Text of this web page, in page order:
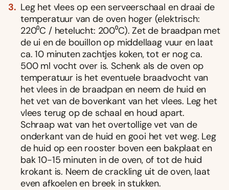
Leg het vlees op een serveerschaal en draai de
temperatuur van de oven hoger (elektrisch:
220⁰C / hetelucht: 200⁰C). Zet de braadpan met
de ui en de bouillon op middellaag vuur en laat
ca. 10 minuten zachtjes koken, tot er nog ca.
500 ml vocht over is. Schenk als de oven op
temperatuur is het eventuele braadvocht van
het vlees in de braadpan en neem de huid en
het vet van de bovenkant van het vlees. Leg het
vlees terug op de schaal en houd apart.
Schraap wat van het overtollige vet van de
onderkant van de huid en gooi het vet weg. Leg
de huid op een rooster boven een bakplaat en
bak 10-15 minuten in de oven, of tot de huid
krokant is. Neem de crackling uit de oven, laat
even afkoelen en breek in stukken.